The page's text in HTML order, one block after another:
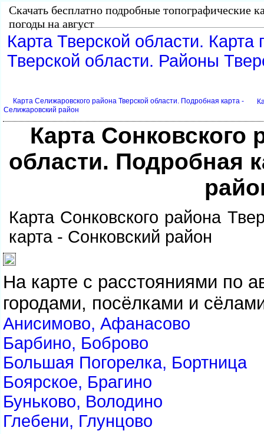
Скачать бесплатно подробные топографические
погоды на август
Карта Тверской области. Карта
Тверской области. Районы
Карта Селижаровского района Тверской области. Подробная карта -
Селижаровский район
Карта Сонковского
области. Подробная
Карта Сонковского района
карта - Сонковский район
На карте с расстояниями по
городами, посёлками и
Анисимово, Афанасово
Барбино, Боброво
Большая Погорелка, Бортница
Боярское, Брагино
Буньково, Володино
Глебени, Глунцово